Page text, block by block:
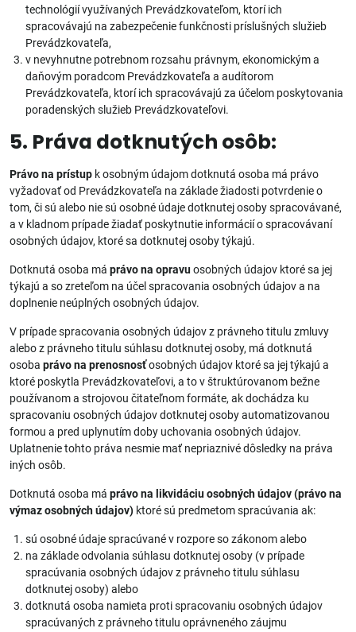
technológií využívaných Prevádzkovateľom, ktorí ich
spracovávajú na zabezpečenie funkčnosti príslušných služieb
Prevádzkovateľa,
v nevyhnutne potrebnom rozsahu právnym, ekonomickým a
daňovým poradcom Prevádzkovateľa a audítorom
Prevádzkovateľa, ktorí ich spracovávajú za účelom poskytovania
poradenských služieb Prevádzkovateľovi.
5. Práva dotknutých osôb:
Právo na prístup k osobným údajom dotknutá osoba má právo
vyžadovať od Prevádzkovateľa na základe žiadosti potvrdenie o
tom, či sú alebo nie sú osobné údaje dotknutej osoby spracovávané,
a v kladnom prípade žiadať poskytnutie informácií o spracovávaní
osobných údajov, ktoré sa dotknutej osoby týkajú.
Dotknutá osoba má právo na opravuosobných údajov ktoré sa jej
týkajú a so zreteľom na účel spracovania osobných údajov a na
doplnenie neúplných osobných údajov.
V prípade spracovania osobných údajov z právneho titulu zmluvy
alebo z právneho titulu súhlasu dotknutej osoby, má dotknutá
osoba právo na prenosnosťosobných údajov ktoré sa jej týkajú a
ktoré poskytla Prevádzkovateľovi, a to v štruktúrovanom bežne
používanom a strojovou čitateľnom formáte, ak dochádza ku
spracovaniu osobných údajov dotknutej osoby automatizovanou
formou a pred uplynutím doby uchovania osobných údajov.
Uplatnenie tohto práva nesmie mať nepriaznivé dôsledky na práva
iných osôb.
Dotknutá osoba má právo na likvidáciu osobných údajov (právo na
výmaz osobných údajov) ktoré sú predmetom spracúvania ak:
sú osobné údaje spracúvané v rozpore so zákonom alebo
na základe odvolania súhlasu dotknutej osoby (v prípade
spracúvania osobných údajov z právneho titulu súhlasu
dotknutej osoby) alebo
dotknutá osoba namieta proti spracovaniu osobných údajov
spracúvaných z právneho titulu oprávneného záujmu